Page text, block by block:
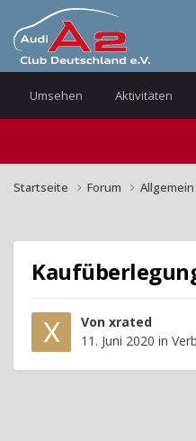
Umsehen Aktivitäten
Startseite Forum Allgemein
Von xrated
11. Juni 2020 in